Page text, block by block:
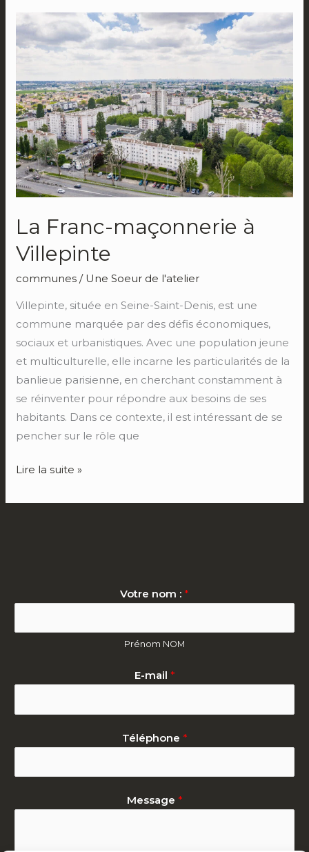
La Franc-maçonnerie à
Villepinte
communes / Une Soeur de l'atelier
Villepinte, située en Seine-Saint-Denis, est une
commune marquée par des défis économiques,
sociaux et urbanistiques. Avec une population jeune
et multiculturelle, elle incarne les particularités de la
banlieue parisienne, en cherchant constamment à
se réinventer pour répondre aux besoins de ses
habitants. Dans ce contexte, il est intéressant de se
pencher sur le rôle que
La
Franc-
maçonnerie
Villepinte
Lire la suite »
Votre nom : *
Prénom NOM
E-mail *
Téléphone *
Message *